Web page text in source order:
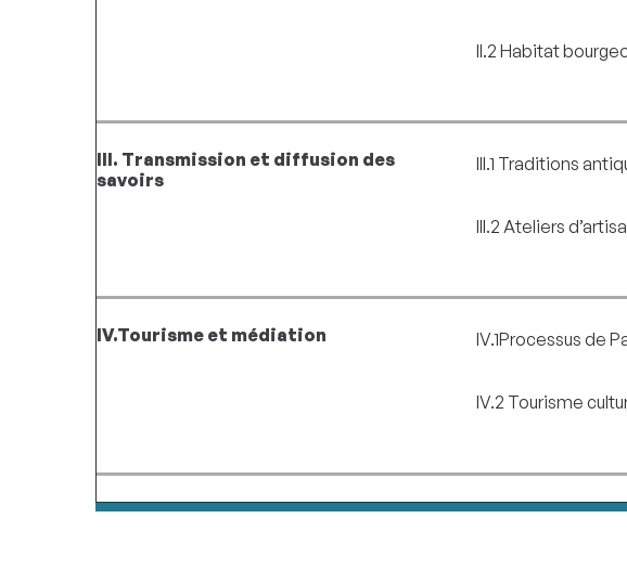
II.2 Habitat
III. Transmission et diffusion des
savoirs
III.1 Traditions
III.2 Ateliers
IV.Tourisme et médiation IV.1Processus de
IV.2 Tourisme